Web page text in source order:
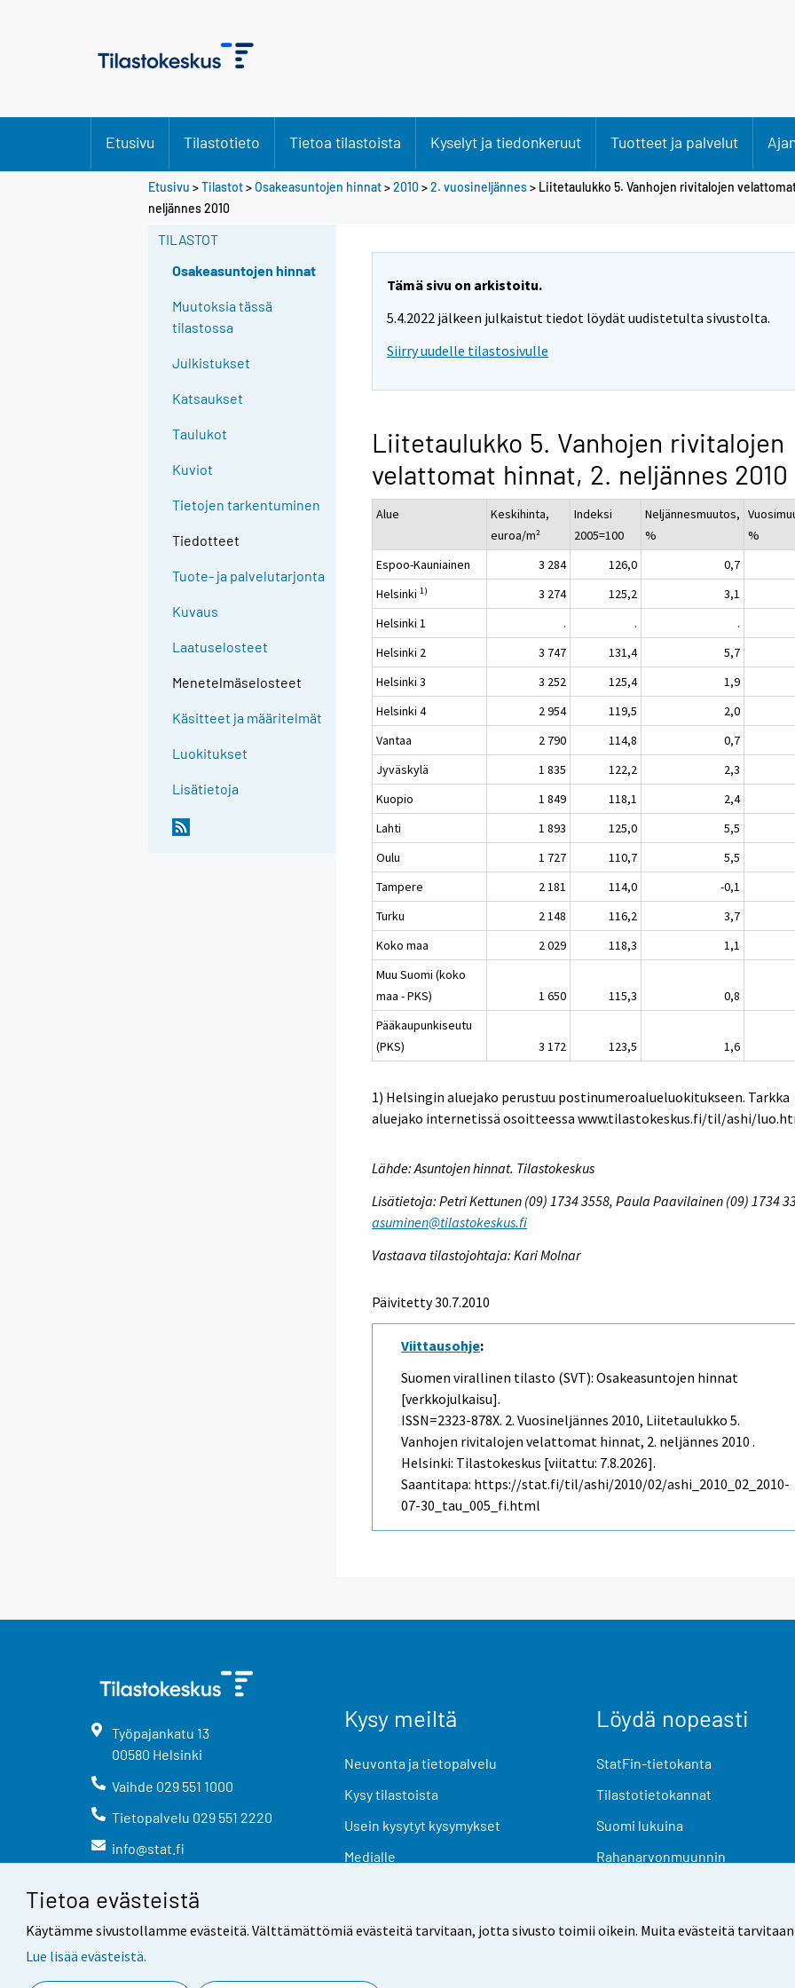
Tietoa evästeistä
Käytämme sivustollamme evästeitä. Välttämättömiä evästeitä tarvitaan, jotta sivusto toimii oikein. Muita evästeitä
Lue lisää evästeistä.
Etusivu Tilastotieto Tietoa tilastoista Kyselyt ja tiedonkeruut Tuotteet ja palvelut
Etusivu >Tilastot>Osakeasuntojen hinnat>2010 >2. vuosineljännes> Liitetaulukko 5. Vanhojen rivitalojen
neljännes 2010
TILASTOT
Osakeasuntojen hinnat
Muutoksia tässä
tilastossa
Julkistukset
Katsaukset
Taulukot
Kuviot
Tietojen tarkentuminen
Tiedotteet
Tuote- ja palvelutarjonta
Kuvaus
Laatuselosteet
Menetelmäselosteet
Käsitteet ja määritelmät
Luokitukset
Lisätietoja
Tämä sivu on arkistoitu.
5.4.2022 jälkeen julkaistut tiedot löydät uudistetulta sivustolta.
Siirry uudelle tilastosivulle
Liitetaulukko 5. Vanhojen rivitalojen
velattomat hinnat, 2. neljännes 2010
Alue
Keskihinta,
euroa/m²
Indeksi
2005=100
Neljännesmuutos,
%
%
Espoo-Kauniainen
3 284 126,0
0,7
Helsinki1) 3 274 125,2
3,1
Helsinki 1
. .
.
Helsinki 2
3 747 131,4
5,7
Helsinki 3
3 252 125,4
1,9
Helsinki 4
2 954 119,5
2,0
Vantaa
2 790 114,8
0,7
Jyväskylä
1 835 122,2
2,3
Kuopio
1 849 118,1
2,4
Lahti
1 893 125,0
5,5
Oulu
1 727 110,7
5,5
Tampere
2 181 114,0
-0,1
Turku
2 148 116,2
3,7
Koko maa
2 029 118,3
1,1
Muu Suomi (koko
maa - PKS)
1 650 115,3
0,8
Pääkaupunkiseutu
(PKS)
3 172 123,5 1,6
1) Helsingin aluejako perustuu postinumeroalueluokitukseen. Tarkka
aluejako internetissä osoitteessa www.tilastokeskus.fi/til/ashi/
Lähde: Asuntojen hinnat. Tilastokeskus
Lisätietoja: Petri Kettunen (09) 1734 3558, Paula Paavilainen (09) 1734
asuminen@tilastokeskus.fi
Vastaava tilastojohtaja: Kari Molnar
Päivitetty 30.7.2010
Viittausohje:
Suomen virallinen tilasto (SVT): Osakeasuntojen hinnat
[verkkojulkaisu].
ISSN=2323-878X. 2. Vuosineljännes 2010, Liitetaulukko 5.
Vanhojen rivitalojen velattomat hinnat, 2. neljännes 2010 .
Helsinki: Tilastokeskus [viitattu: 7.8.2026].
Saantitapa: https://stat.fi/til/ashi/2010/02/ashi_2010_02_2010-
07-30_tau_005_fi.html
Työpajankatu 13
00580 Helsinki
Vaihde 029 551 1000
Tietopalvelu 029 551 2220
info@stat.fi
Kysy meiltä
Neuvonta ja tietopalvelu
Kysy tilastoista
Usein kysytyt kysymykset
Medialle
Löydä nopeasti
StatFin-tietokanta
Tilastotietokannat
Suomi lukuina
Rahanarvonmuunnin